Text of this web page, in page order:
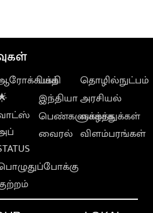
பக்தி
இந்தியா
பெண்களுக்காக
வைரல்
தொழில்நுட்பம்
அரசியல்
வாழ்த்துக்கள்
விளம்பரங்கள்